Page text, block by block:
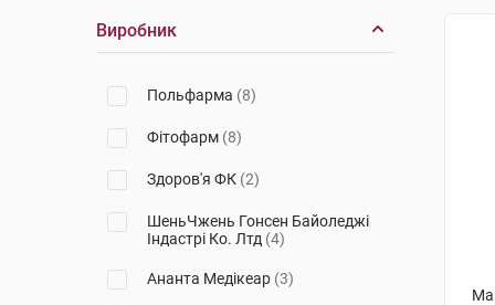
Виробник
Польфарма (8)
Фітофарм (8)
Здоров'я ФК (2)
ШеньЧжень Гонсен Байоледжі
Індастрі Ко. Лтд (4)
Ананта Медікеар (3)